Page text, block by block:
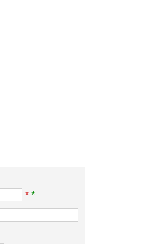
* *